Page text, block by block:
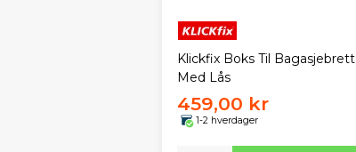
Klickfix Boks Til Bagasjebrett
Med Lås
459,00 kr
1-2 hverdager